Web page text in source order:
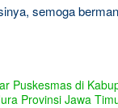
semoga
Puskesmas di
Provinsi Jawa